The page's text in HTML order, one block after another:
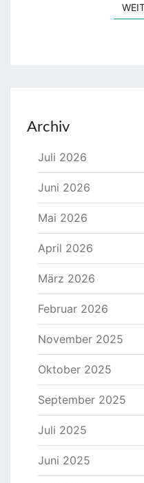
Archiv
Juli 2026
Juni 2026
Mai 2026
April 2026
März 2026
Februar 2026
November 2025
Oktober 2025
September 2025
Juli 2025
Juni 2025